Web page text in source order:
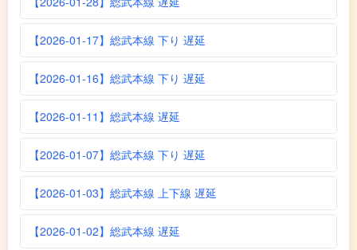
【2026-01-17】総武本線 下り 遅延
【2026-01-16】総武本線 下り 遅延
【2026-01-11】総武本線 遅延
【2026-01-07】総武本線 下り 遅延
【2026-01-03】総武本線 上下線 遅延
【2026-01-02】総武本線 遅延